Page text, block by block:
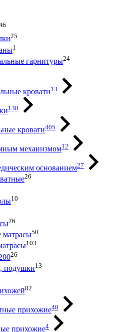
25
1
гарнитуры24
кровати13
138
кровати405
механизмом12
основанием27
26
10
26
матрасы50
103
26
подушки13
82
прихожие48
прихожие4